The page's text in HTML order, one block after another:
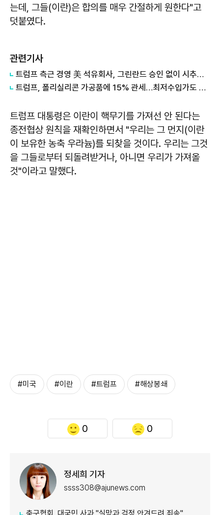
는데, 그들(이란)은 합의를 매우 간절하게 원한다"고
덧붙였다.
관련기사
트럼프 측근 경영 美 석유회사, 그린란드 승인 없이 시추장비 반입
트럼프, 폴리실리콘 가공품에 15% 관세…최저수입가도 도입
트럼프 대통령은 이란이 핵무기를 가져선 안 된다는
종전협상 원칙을 재확인하면서 "우리는 그 먼지(이란
이 보유한 농축 우라늄)를 되찾을 것이다. 우리는 그것
을 그들로부터 되돌려받거나, 아니면 우리가 가져올
것"이라고 말했다.
#미국 #이란 #트럼프 #해상봉쇄
0 0
정세희 기자
ssss308@ajunews.com
축구협회, 대국민 사과 "실망과 걱정 안겨드려 죄송"